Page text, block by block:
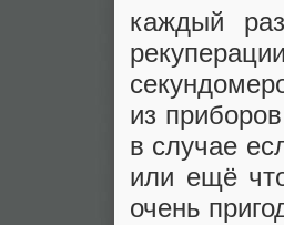
каждый
из
в случае
или ещё
очень